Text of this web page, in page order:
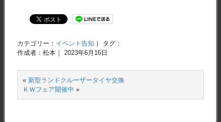
カテゴリー： イベント告知 ｜ タグ：
作成者：松本｜ 2023年6月16日
« 新型ランドクルーザータイヤ交換
ＫＷフェア開催中 »